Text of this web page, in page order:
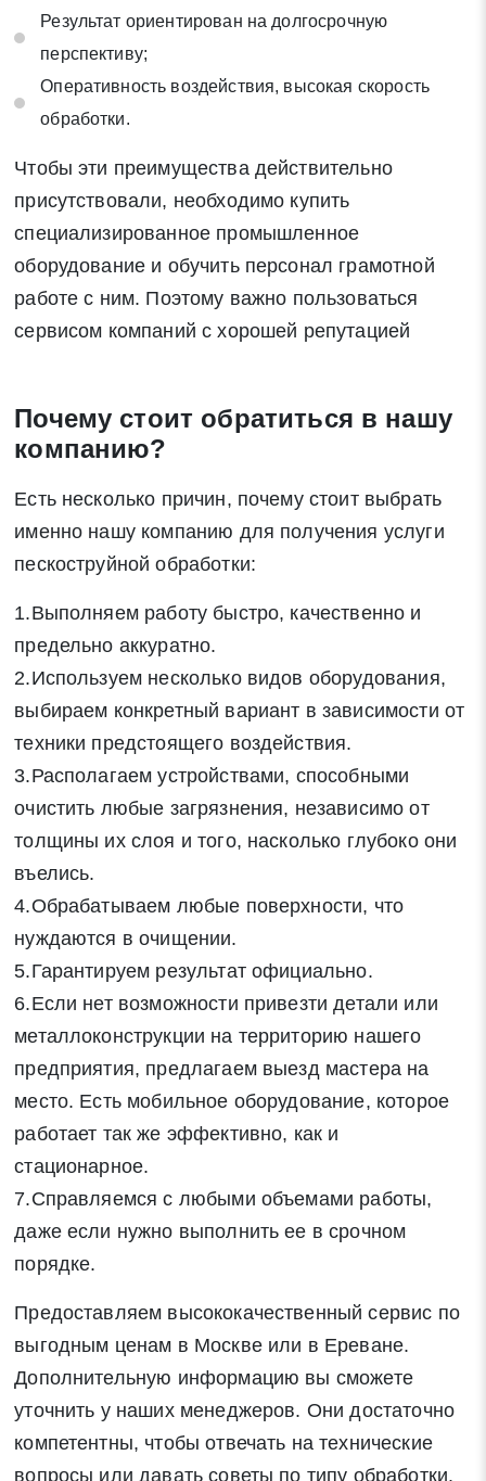
Результат ориентирован на долгосрочную
перспективу;
Оперативность воздействия, высокая скорость
обработки.
Чтобы эти преимущества действительно
присутствовали, необходимо купить
специализированное промышленное
оборудование и обучить персонал грамотной
работе с ним. Поэтому важно пользоваться
сервисом компаний с хорошей репутацией
Почему стоит обратиться в нашу
компанию?
Есть несколько причин, почему стоит выбрать
именно нашу компанию для получения услуги
пескоструйной обработки:
1.Выполняем работу быстро, качественно и
предельно аккуратно.
2.Используем несколько видов оборудования,
выбираем конкретный вариант в зависимости от
техники предстоящего воздействия.
3.Располагаем устройствами, способными
очистить любые загрязнения, независимо от
толщины их слоя и того, насколько глубоко они
въелись.
4.Обрабатываем любые поверхности, что
нуждаются в очищении.
5.Гарантируем результат официально.
6.Если нет возможности привезти детали или
металлоконструкции на территорию нашего
предприятия, предлагаем выезд мастера на
место. Есть мобильное оборудование, которое
работает так же эффективно, как и
стационарное.
7.Справляемся с любыми объемами работы,
даже если нужно выполнить ее в срочном
порядке.
Предоставляем высококачественный сервис по
выгодным ценам в Москве или в Ереване.
Дополнительную информацию вы сможете
уточнить у наших менеджеров. Они достаточно
компетентны, чтобы отвечать на технические
вопросы или давать советы по типу обработки.